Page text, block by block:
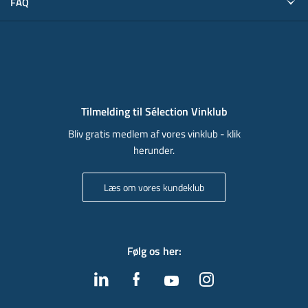
Tilmelding til Sélection Vinklub
Bliv gratis medlem af vores vinklub - klik
herunder.
Læs om vores kundeklub
Følg os her: